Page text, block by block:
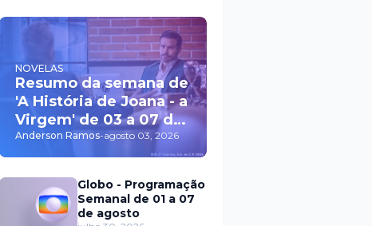
NOVELAS
Resumo da semana de
'A História de Joana - a
Virgem' de 03 a 07 de
agosto
Anderson Ramos-agosto 03, 2026
Globo - Programação
Semanal de 01 a 07
de agosto